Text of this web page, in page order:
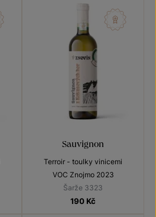
Sauvignon
Terroir - toulky vinicemi
VOC Znojmo 2023
Šarže 3323
190 Kč